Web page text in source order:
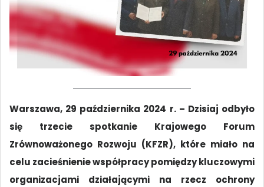
Warszawa, 29 października 2024 r. – Dzisiaj odbyło
się trzecie spotkanie Krajowego Forum
Zrównoważonego Rozwoju (KFZR), które miało na
celu zacieśnienie współpracy pomiędzy kluczowymi
organizacjami działającymi na rzecz ochrony